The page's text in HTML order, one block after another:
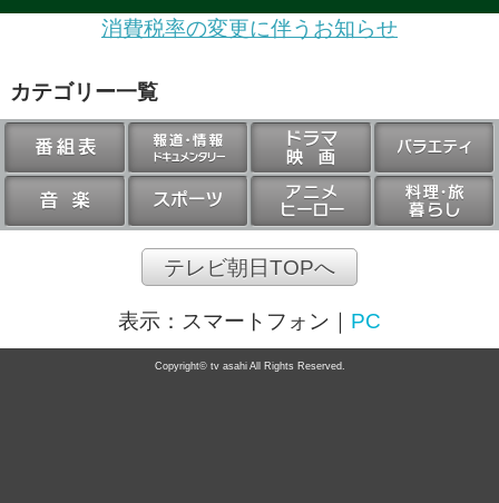
消費税率の変更に伴うお知らせ
カテゴリー一覧
テレビ朝日TOPへ
表示： スマートフォン ｜ PC
Copyright© tv asahi All Rights Reserved.